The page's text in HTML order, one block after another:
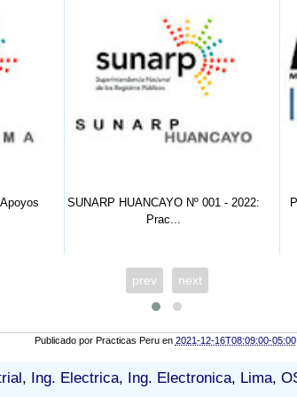
SUNARP HUANCAYO Nº 001 - 2022:
Prac...
prev next
Publicado por Practicas Peru en 2021-12-16T08:09:00-05:00
, Ing. Electrica, Ing. Electronica, Lima,